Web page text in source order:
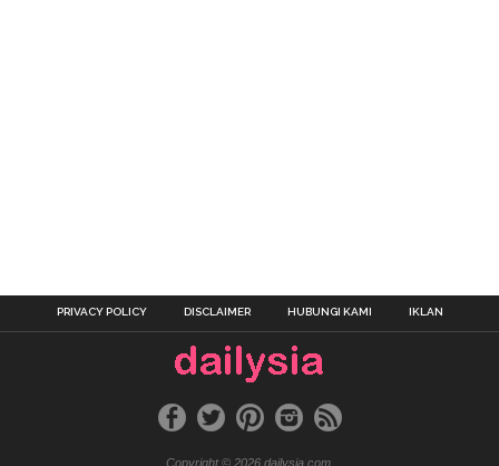
PRIVACY POLICY DISCLAIMER HUBUNGI KAMI IKLAN
Copyright © 2026 dailysia.com.